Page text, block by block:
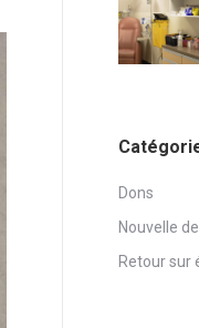
Dons
Nouvelle
Retour sur